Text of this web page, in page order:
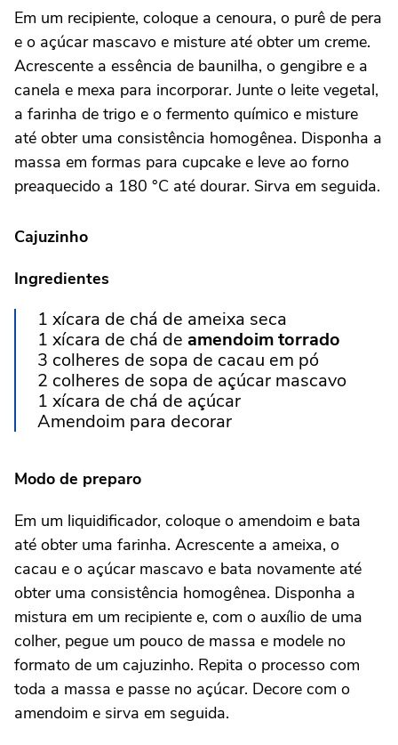
Em um recipiente, coloque a cenoura, o purê de pera
e o açúcar mascavo e misture até obter um creme.
Acrescente a essência de baunilha, o gengibre e a
canela e mexa para incorporar. Junte o leite vegetal,
a farinha de trigo e o fermento químico e misture
até obter uma consistência homogênea. Disponha a
massa em formas para cupcake e leve ao forno
preaquecido a 180 °C até dourar. Sirva em seguida.
Cajuzinho
Ingredientes
1 xícara de chá de ameixa seca
1 xícara de chá de amendoim torrado
3 colheres de sopa de cacau em pó
2 colheres de sopa de açúcar mascavo
1 xícara de chá de açúcar
Amendoim para decorar
Modo de preparo
Em um liquidificador, coloque o amendoim e bata
até obter uma farinha. Acrescente a ameixa, o
cacau e o açúcar mascavo e bata novamente até
obter uma consistência homogênea. Disponha a
mistura em um recipiente e, com o auxílio de uma
colher, pegue um pouco de massa e modele no
formato de um cajuzinho. Repita o processo com
toda a massa e passe no açúcar. Decore com o
amendoim e sirva em seguida.